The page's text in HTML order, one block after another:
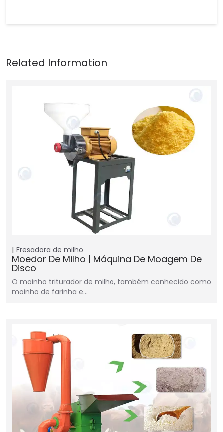
Fresadora de milho
Moedor De Milho | Máquina De Moagem De
Disco
O moinho triturador de milho, também conhecido como
moinho de farinha e…